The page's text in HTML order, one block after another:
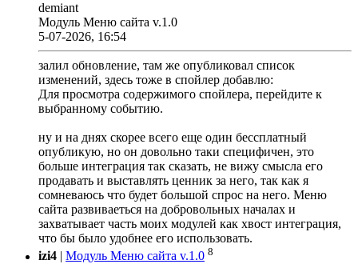
demiant
Модуль Меню сайта v.1.0
5-07-2026, 16:54
залил обновление, там же опубликовал список
изменений, здесь тоже в спойлер добавлю:
Для просмотра содержимого спойлера, перейдите к
выбранному событию.
ну и на днях скорее всего еще один бессплатный
опубликую, но он довольно таки специфичен, это
больше интеграция так сказать, не вижу смысла его
продавать и выставлять ценник за него, так как я
сомневаюсь что будет большой спрос на него. Меню
сайта развиваеться на добровольных началах и
захватывает часть моих модулей как хвост интеграция,
что бы было удобнее его использовать.
izi4
Модуль Меню сайта v.1.0 8